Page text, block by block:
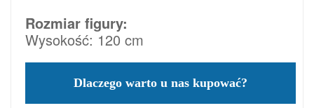
Rozmiar figury:
Wysokość: 120 cm
Dlaczego warto u nas kupować?